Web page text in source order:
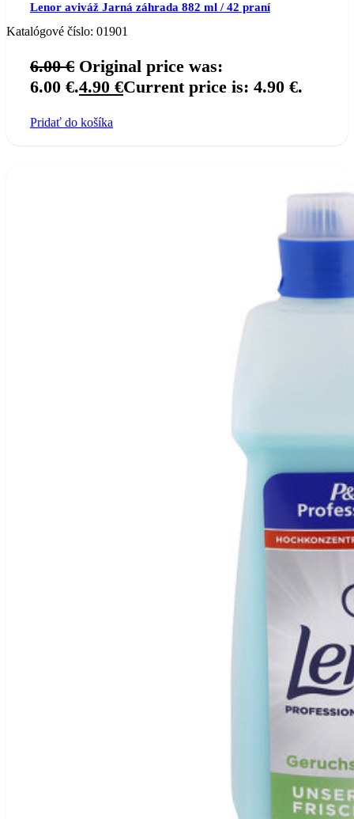
Lenor aviváž Jarná záhrada 882 ml / 42 praní
Katalógové číslo: 01901
6.00€ Original price was:
6.00 €.4.90 €Current price is: 4.90 €.
Pridať do košíka